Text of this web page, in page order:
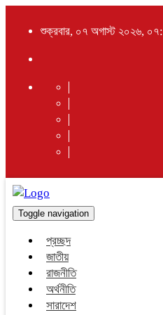
শুক্রবার, ০৭ অগাস্ট ২০২৬,
Toggle navigation
প্রচ্ছদ
জাতীয়
রাজনীতি
অর্থনীতি
সারাদেশ